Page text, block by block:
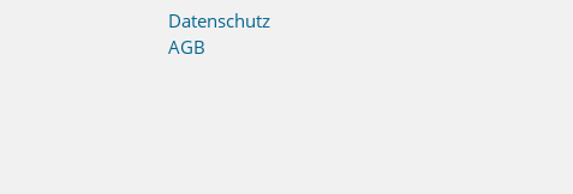
Datenschutz
AGB